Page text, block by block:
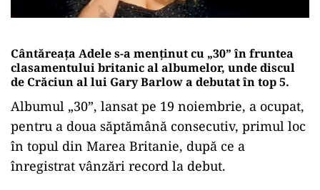
Cântăreaţa Adele s-a menţinut cu „30” în fruntea
clasamentului britanic al albumelor, unde discul
de Crăciun al lui Gary Barlow a debutat în top 5.
Albumul „30”, lansat pe 19 noiembrie, a ocupat,
pentru a doua săptămână consecutiv, primul loc
în topul din Marea Britanie, după ce a
înregistrat vânzări record la debut.